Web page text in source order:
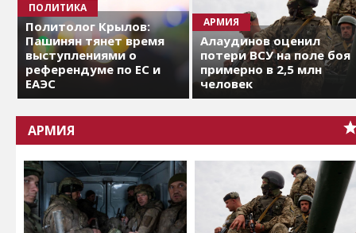
ПОЛИТИКА
Политолог Крылов:
Пашинян тянет время
выступлениями о
референдуме по ЕС и
ЕАЭС
АРМИЯ
Алаудинов оценил
потери ВСУ на поле боя
примерно в 2,5 млн
человек
АРМИЯ